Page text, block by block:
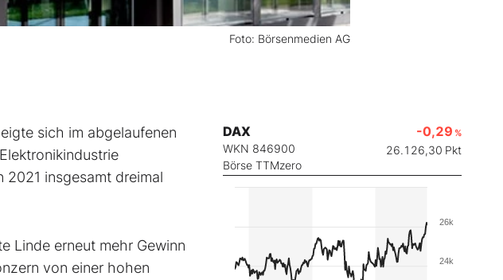
Foto: Börsenmedien AG
sich im abgelaufenen
insgesamt dreimal
Linde erneut mehr Gewinn
von einer hohen
DAX
WKN 846900
Börse TTMzero
-0,29 %
26.126,30 Pkt
24k
26k